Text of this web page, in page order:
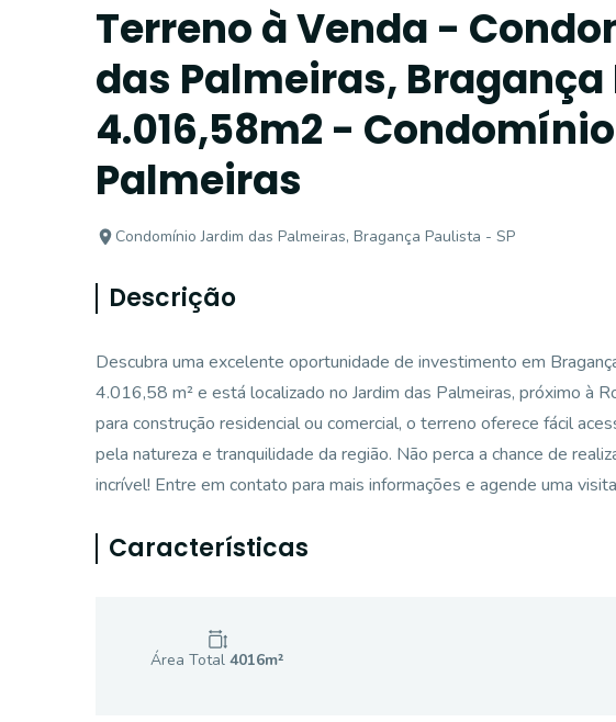
Terreno à Venda -
das Palmeiras,
4.016,58m2 -
Palmeiras
Condomínio Jardim das Palmeiras, Bragança Paulista - SP
Descrição
Descubra uma excelente oportunidade de investimento em
4.016,58 m² e está localizado no Jardim das Palmeiras, próximo à
para construção residencial ou comercial, o terreno oferece fácil
pela natureza e tranquilidade da região. Não perca a chance de
incrível! Entre em contato para mais informações e agende uma
Características
Área Total 4016m²